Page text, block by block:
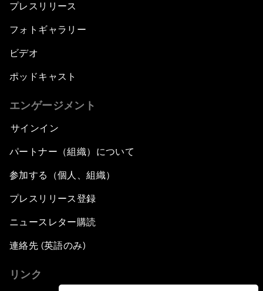
プレスリリース
フォトギャラリー
ビデオ
ポッドキャスト
エンゲージメント
サインイン
パートナー（組織）について
参加する（個人、組織）
プレスリリース登録
ニュースレター購読
連絡先 (英語のみ)
リンク